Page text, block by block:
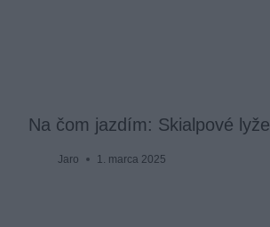
Na čom jazdím: Skialpové lyže
Jaro 1. marca 2025